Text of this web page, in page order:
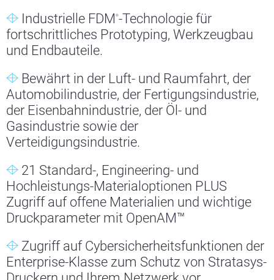
Industrielle FDM ®-Technologie für
fortschrittliches Prototyping, Werkzeugbau
und Endbauteile.
Bewährt in der Luft- und Raumfahrt, der
Automobilindustrie, der Fertigungsindustrie,
der Eisenbahnindustrie, der Öl- und
Gasindustrie sowie der
Verteidigungsindustrie.
21 Standard-, Engineering- und
Hochleistungs-Materialoptionen PLUS
Zugriff auf offene Materialien und wichtige
Druckparameter mit OpenAM™
Zugriff auf Cybersicherheitsfunktionen der
Enterprise-Klasse zum Schutz von Stratasys-